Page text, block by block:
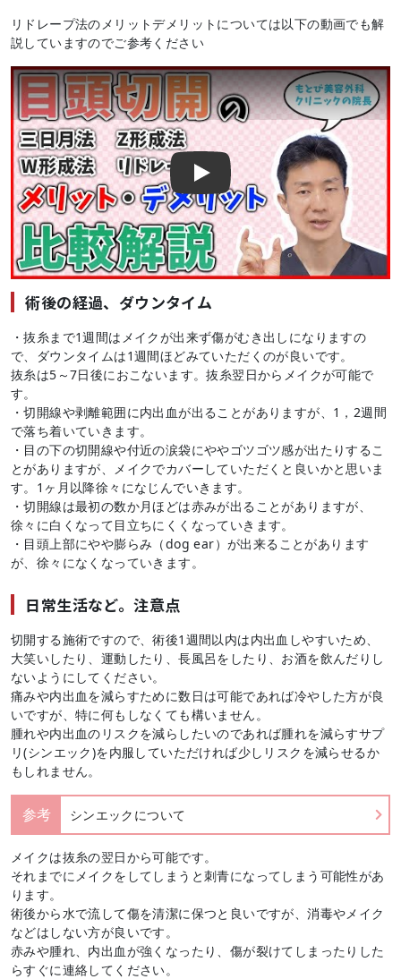
リドレープ法のメリットデメリットについては以下の動画でも解
説していますのでご参考ください
Play
術後の経過、ダウンタイム
・抜糸まで1週間はメイクが出来ず傷がむき出しになりますの
で、ダウンタイムは1週間ほどみていただくのが良いです。
抜糸は5～7日後におこないます。抜糸翌日からメイクが可能で
す。
・切開線や剥離範囲に内出血が出ることがありますが、1，2週間
で落ち着いていきます。
・目の下の切開線や付近の涙袋にややゴツゴツ感が出たりするこ
とがありますが、メイクでカバーしていただくと良いかと思いま
す。1ヶ月以降徐々になじんでいきます。
・切開線は最初の数か月ほどは赤みが出ることがありますが、
徐々に白くなって目立ちにくくなっていきます。
・目頭上部にやや膨らみ（dog ear）が出来ることがあります
が、徐々になくなっていきます。
日常生活など。注意点
切開する施術ですので、術後1週間以内は内出血しやすいため、
大笑いしたり、運動したり、長風呂をしたり、お酒を飲んだりし
ないようにしてください。
痛みや内出血を減らすために数日は可能であれば冷やした方が良
いですが、特に何もしなくても構いません。
腫れや内出血のリスクを減らしたいのであれば腫れを減らすサプ
リ(シンエック)を内服していただければ少しリスクを減らせるか
もしれません。
参考 シンエックについて
メイクは抜糸の翌日から可能です。
それまでにメイクをしてしまうと刺青になってしまう可能性があ
ります。
術後から水で流して傷を清潔に保つと良いですが、消毒やメイク
などはしない方が良いです。
赤みや腫れ、内出血が強くなったり、傷が裂けてしまったりした
らすぐに連絡してください。